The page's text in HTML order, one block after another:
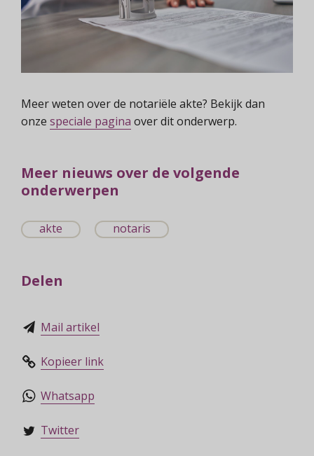
Meer weten over de notariële akte? Bekijk dan
onze speciale pagina over dit onderwerp.
Meer nieuws over de volgende
onderwerpen
akte notaris
Delen
Mail artikel
Kopieer link
Whatsapp
Twitter